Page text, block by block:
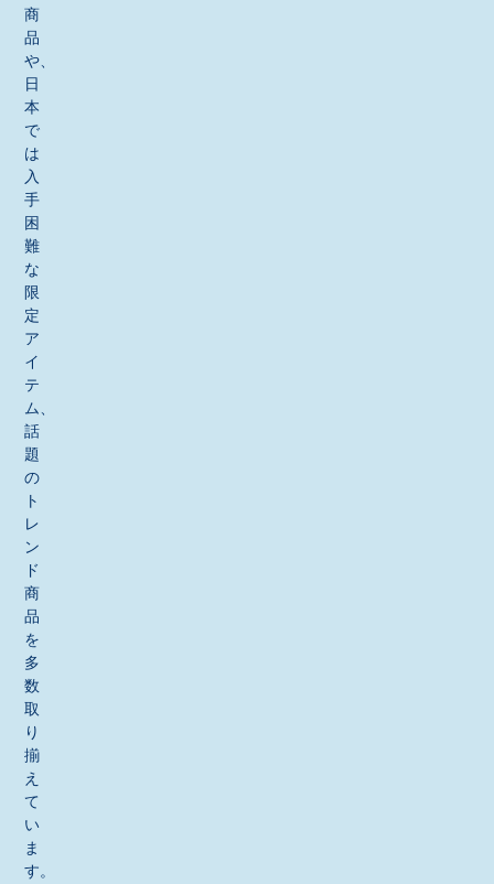
商
品
や、
日
本
で
は
入
手
困
難
な
限
定
ア
イ
テ
ム、
話
題
の
ト
レ
ン
ド
商
品
を
多
数
取
り
揃
え
て
い
ま
す。